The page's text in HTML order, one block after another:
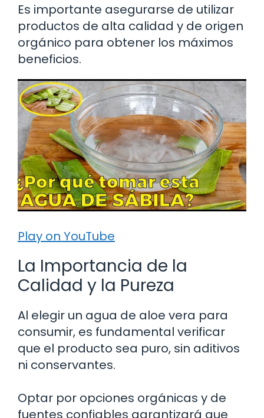
Es importante asegurarse de utilizar
productos de alta calidad y de origen
orgánico para obtener los máximos
beneficios.
Play on YouTube
La Importancia de la
Calidad y la Pureza
Al elegir un agua de aloe vera para
consumir, es fundamental verificar
que el producto sea puro, sin aditivos
ni conservantes.
Optar por opciones orgánicas y de
fuentes confiables garantizará que